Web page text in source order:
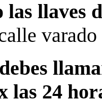
las llaves
debes
las 24